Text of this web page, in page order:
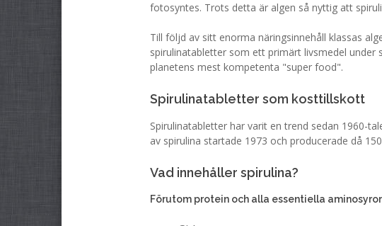
fotosyntes. Trots detta är algen så nyttig att
Till följd av sitt enorma näringsinnehåll klassas
spirulinatabletter som ett primärt livsmedel under
planetens mest kompetenta "super food".
Spirulinatabletter som kosttillskott
Spirulinatabletter har varit en trend sedan 1960-
av spirulina startade 1973 och producerade då
Vad innehåller spirulina?
Förutom protein och alla essentiella